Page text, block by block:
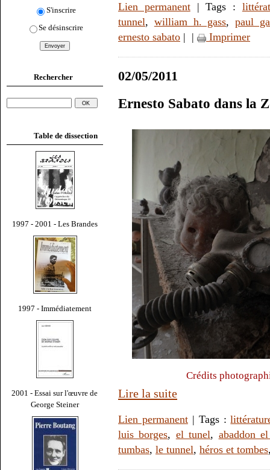
S'inscrire
Se désinscrire
Rechercher
Table de dissection
1997 - 2001 - Les Brandes
1997 - Immédiatement
2001 - Essai sur l'œuvre de
George Steiner
Lien permanent| Tags :
tunnel, william h. gass,paul
ernesto sabato | | Imprimer
02/05/2011
Ernesto Sabato dans la
Crédits
Lire la suite
Lien permanent| Tags :
luis borges, el tunel, abaddon
tumbas, le tunnel, héros et tombes